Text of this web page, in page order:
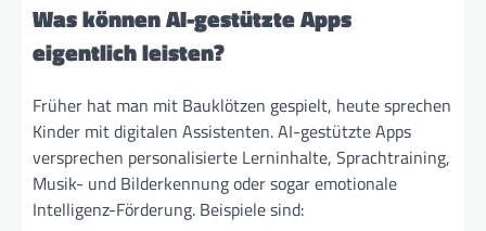
Was können AI-gestützte Apps
eigentlich leisten?
Früher hat man mit Bauklötzen gespielt, heute sprechen
Kinder mit digitalen Assistenten. AI-gestützte Apps
versprechen personalisierte Lerninhalte, Sprachtraining,
Musik- und Bilderkennung oder sogar emotionale
Intelligenz-Förderung. Beispiele sind: